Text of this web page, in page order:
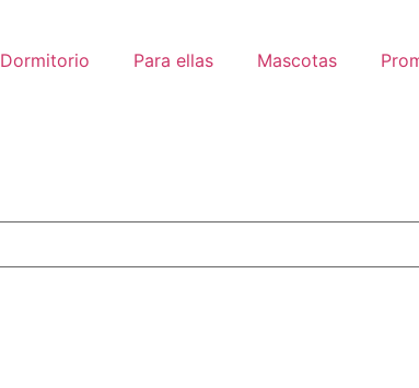
Dormitorio Para ellas Mascotas